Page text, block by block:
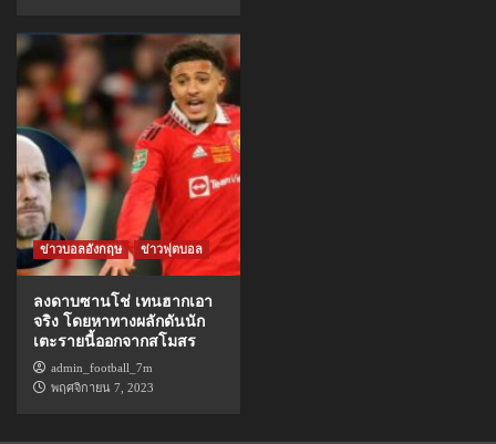
ข่าวบอลอังกฤษ ข่าวฟุตบอล
ลงดาบซานโช่ เทนฮากเอา
จริง โดยหาทางผลักดันนัก
เตะรายนี้ออกจากสโมสร
admin_football_7m
พฤศจิกายน 7, 2023